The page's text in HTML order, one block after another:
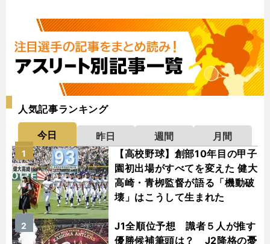
人気記事ランキング
今日 昨日 週間
月間
【高校野球】創部10年目の甲子
園初出場がすべてを変えた 健大
高崎・青栁監督が語る「機動破
壊」はこうして生まれた
1
J1全順位予想 識者５人が推す
優勝候補筆頭は？ J2降格の憂
2